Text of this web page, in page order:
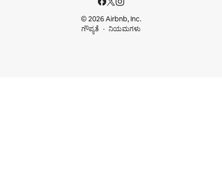
© 2026 Airbnb, Inc.
ಗೌಪ್ಯತೆ
ನಿಯಮಗಳು